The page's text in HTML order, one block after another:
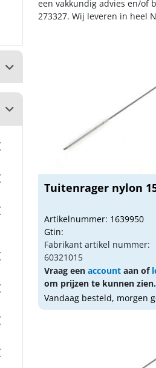
een vakkundig advies en/of
273327. Wij leveren in heel
Tuitenrager nylon
Artikelnummer: 1639950
Gtin:
Fabrikant artikel nummer:
60321015
Vraag een accountaan of
om prijzen te kunnen zien.
Vandaag besteld, morgen